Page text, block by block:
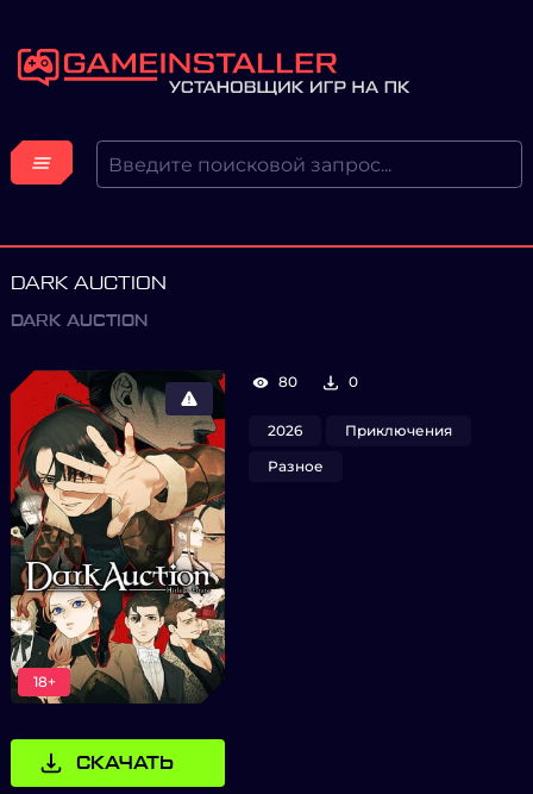
DARK AUCTION
DARK AUCTION
18+
СКАЧАТЬ
80 0
2026
Приключения
Разное